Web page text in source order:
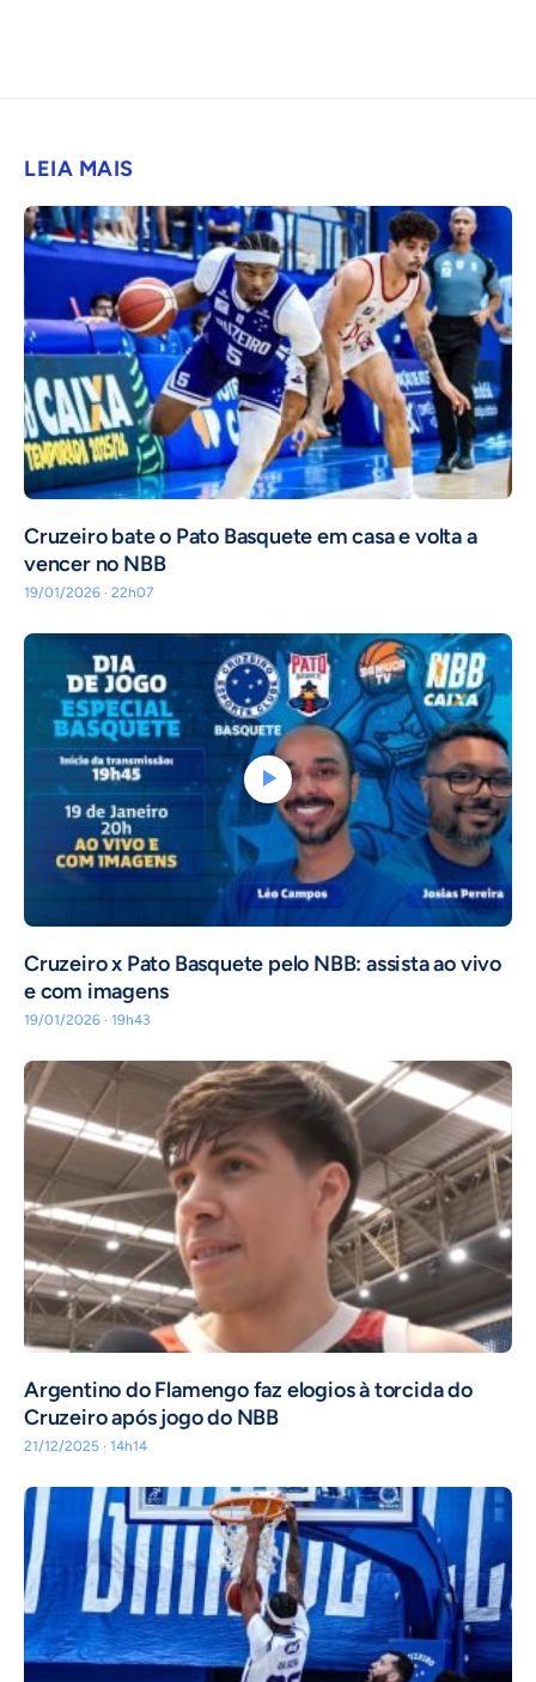
LEIA MAIS
Cruzeiro bate o Pato Basquete em casa e volta a
vencer no NBB
19/01/2026 · 22h07
Cruzeiro x Pato Basquete pelo NBB: assista ao vivo
e com imagens
19/01/2026 · 19h43
Argentino do Flamengo faz elogios à torcida do
Cruzeiro após jogo do NBB
21/12/2025 · 14h14